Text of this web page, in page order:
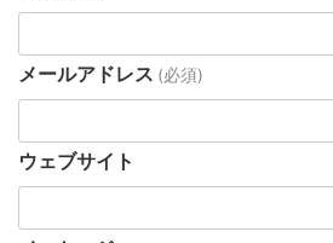
メールアドレス (必須)
ウェブサイト